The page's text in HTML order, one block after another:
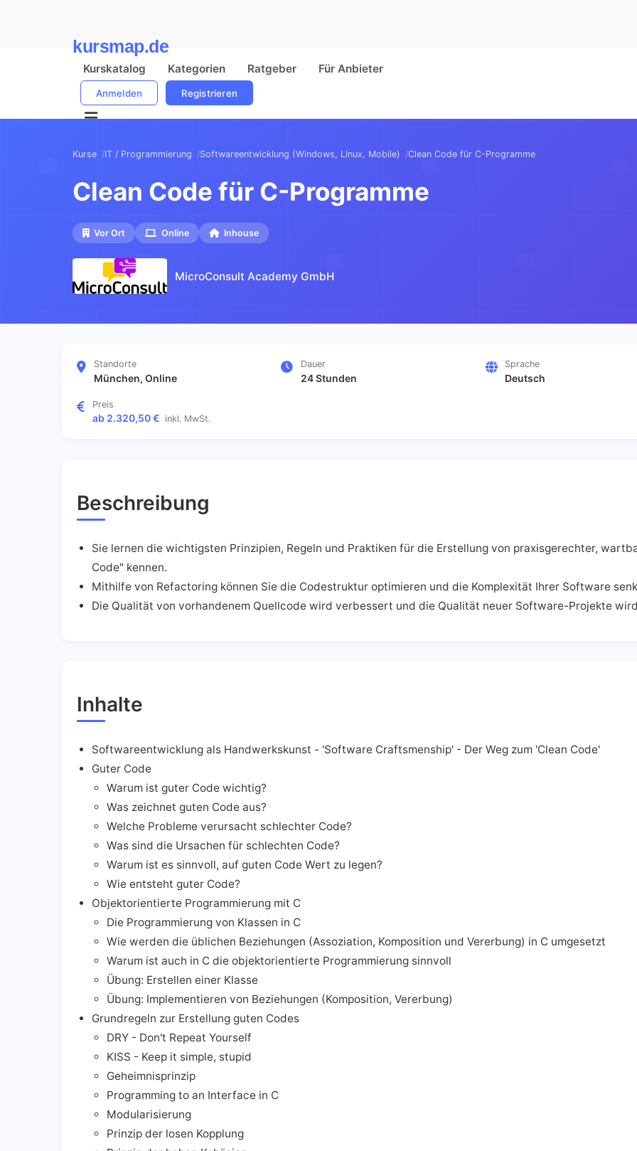
kursmap.de
Kurskatalog Kategorien Ratgeber Für Anbieter
Anmelden Registrieren
Kurse IT / Programmierung Softwareentwicklung (Windows, Linux, Mobile) Clean Code für C-Programme
Clean Code für C-Programme
Vor Ort Online Inhouse
MicroConsult Academy GmbH
Standorte
München, Online
Dauer
24 Stunden
Sprache
Deutsch
Preis
ab 2.320,50 € inkl. MwSt.
Beschreibung
Sie lernen die wichtigsten Prinzipien, Regeln und Praktiken für die Erstellung von praxisgerechter,
Code" kennen.
Mithilfe von Refactoring können Sie die Codestruktur optimieren und die Komplexität Ihrer Software
Die Qualität von vorhandenem Quellcode wird verbessert und die Qualität neuer Software-Projekte
Inhalte
Softwareentwicklung als Handwerkskunst - 'Software Craftsmenship' - Der Weg zum 'Clean Code'
Guter Code
Warum ist guter Code wichtig?
Was zeichnet guten Code aus?
Welche Probleme verursacht schlechter Code?
Was sind die Ursachen für schlechten Code?
Warum ist es sinnvoll, auf guten Code Wert zu legen?
Wie entsteht guter Code?
Objektorientierte Programmierung mit C
Die Programmierung von Klassen in C
Wie werden die üblichen Beziehungen (Assoziation, Komposition und Vererbung) in C umgesetzt
Warum ist auch in C die objektorientierte Programmierung sinnvoll
Übung: Erstellen einer Klasse
Übung: Implementieren von Beziehungen (Komposition, Vererbung)
Grundregeln zur Erstellung guten Codes
DRY - Don't Repeat Yourself
KISS - Keep it simple, stupid
Geheimnisprinzip
Programming to an Interface in C
Modularisierung
Prinzip der losen Kopplung